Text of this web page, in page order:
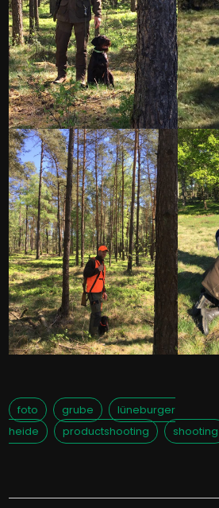
foto grube
lüneburger
heide
productshooting shooting